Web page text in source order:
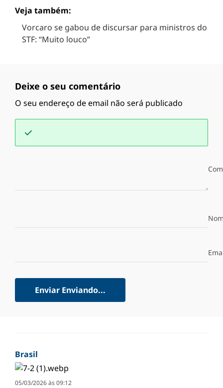
Veja também:
Vorcaro se gabou de discursar para ministros do
STF: “Muito louco”
Deixe o seu comentário
O seu endereço de email não será publicado
Enviar Enviando...
Brasil
05/03/2026 às 09:12